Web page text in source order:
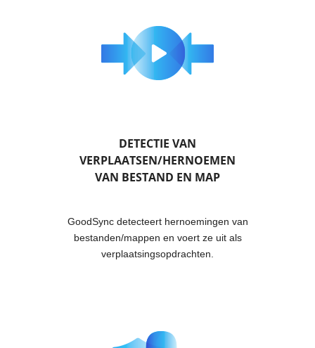
DETECTIE VAN
VERPLAATSEN/HERNOEMEN
VAN BESTAND EN MAP
GoodSync detecteert hernoemingen van
bestanden/mappen en voert ze uit als
verplaatsingsopdrachten.